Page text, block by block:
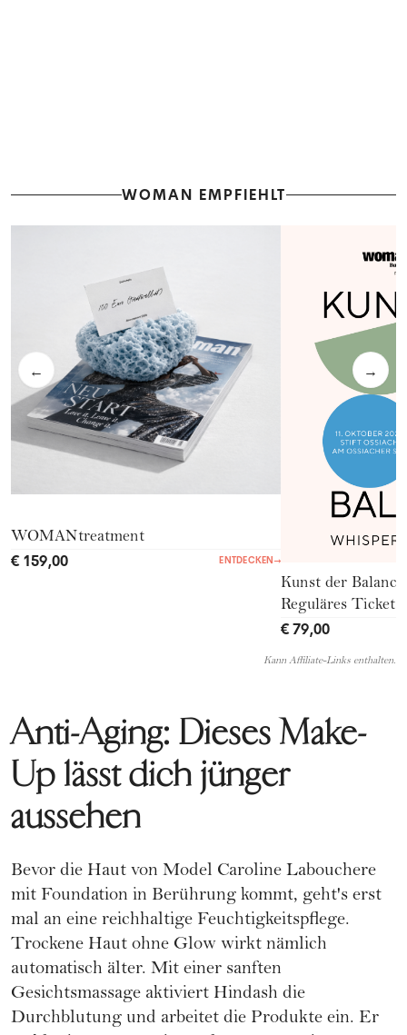
WOMAN EMPFIEHLT
← →
WOMANtreatment
€ 159,00 ENTDECKEN →
Kunst der
Reguläres Ticket
€ 79,00
Kann Affiliate-Links enthalten.
Anti-Aging: Dieses Make-
Up lässt dich jünger
aussehen
Bevor die Haut von Model Caroline Labouchere
mit Foundation in Berührung kommt, geht's erst
mal an eine reichhaltige Feuchtigkeitspflege.
Trockene Haut ohne Glow wirkt nämlich
automatisch älter. Mit einer sanften
Gesichtsmassage aktiviert Hindash die
Durchblutung und arbeitet die Produkte ein. Er